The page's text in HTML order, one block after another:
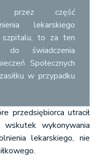
część
lekarskiego
szpitalu, to za ten
do świadczenia
Społecznych
w przypadku
przedsiębiorca utracił
wykonywania
lekarskiego, nie